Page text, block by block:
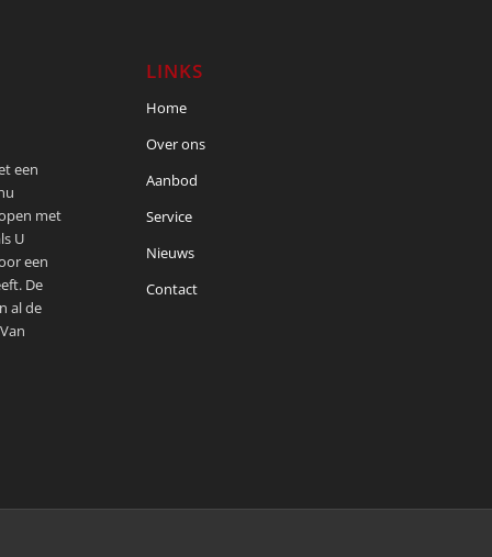
een
met
U
een
De
al de
LINKS
Home
Over ons
Aanbod
Service
Nieuws
Contact